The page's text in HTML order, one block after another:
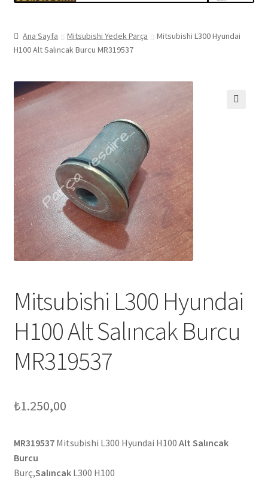
Ana Sayfa Mitsubishi Yedek Parça
Mitsubishi L300 Hyundai
H100 Alt Salıncak Burcu MR319537
Mitsubishi L300 Hyundai
H100 Alt Salıncak Burcu
MR319537
₺1.250,00
MR319537Mitsubishi L300 Hyundai H100 Alt Salıncak
Burcu
Burç,SalıncakL300 H100